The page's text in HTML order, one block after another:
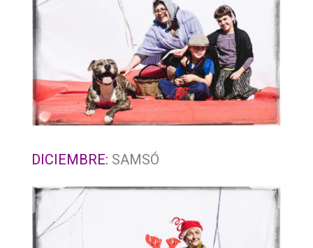
DICIEMBRE: SAMSÓ